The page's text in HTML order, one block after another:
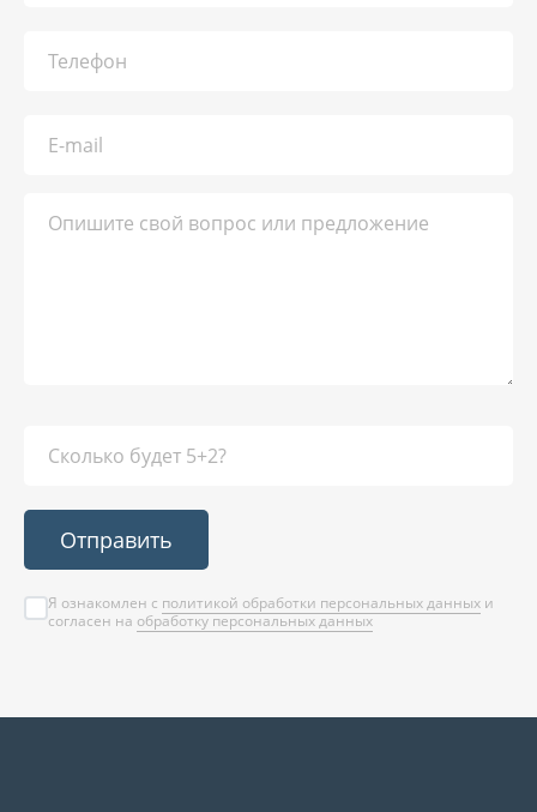
Отправить
Я ознакомлен с политикой обработки персональных данных и
согласен на обработку персональных данных